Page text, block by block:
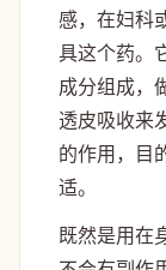
感，在妇科
具这个药。
成分组成，
透皮吸收来
的作用，目
适。
既然是用在